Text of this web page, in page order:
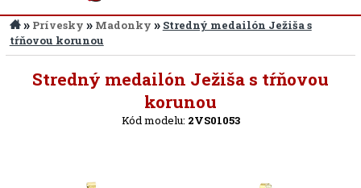
» Prívesky » Madonky » Stredný medailón Ježiša s
tŕňovou korunou
Stredný medailón Ježiša s tŕňovou
korunou
Kód modelu: 2VS01053